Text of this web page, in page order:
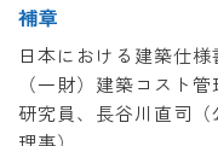
補章
日本における建築仕
（一財）建築コスト
研究員、長谷川直司